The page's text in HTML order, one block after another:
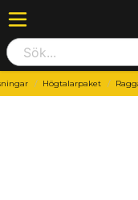
Högtalarpaket